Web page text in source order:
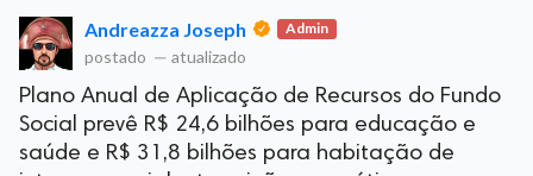
Andreazza Joseph Admin
postado — atualizado
Plano Anual de Aplicação de Recursos do Fundo
Social prevê R$ 24,6 bilhões para educação e
saúde e R$ 31,8 bilhões para habitação de